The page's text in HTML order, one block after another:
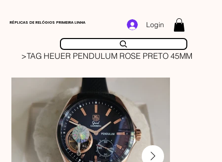
RÉPLICAS DE RELÓGIOS PRIMEIRA LINHA Login
>TAG HEUER PENDULUM ROSE PRETO 45MM